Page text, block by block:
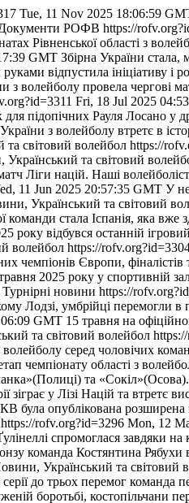
Tue, 11 Nov 2025 18:06:59
РОФВ https://
Рівненської області з
GMT Збірна України
відпустила ініціативу і
з волейболу провела чергові
Fri, 18 Jul 2025
підопічних Рауля Лосано у
з волейболу втретє в
світовий волейбол https://
та світовий
Ліги націй. Наші
11 Jun 2025 20:57:35 GMT У
Український та світовий
стала Іспанія, яка вже
року відбувся останній
волейбол https://
чемпіонів Європи, фіналістів
2025 року у спортивній
новини https://
Лодзі, умбрійці перемогли
GMT 15 травня на
та світовий волейбол
волейболу серед чоловічих
чемпіонату області з
та
у Лізі Націй та втретє
була опублікована розширена
https://rofv.org?id=3296 Mon, 12
спромоглася завдяки
команда Костянтина
Український та світовий
до трьох перемог команда
боротьбі, костопільчани